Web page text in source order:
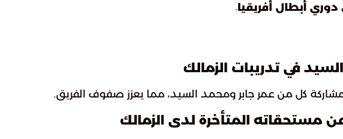
دوري أبطال أفريقيا .
في تدريبات الزمالك
مشاركة كل من عمر جابر ومحمد السيد، مما يعزز صفوف الفريق.
مستحقاته المتأخرة لدى الزمالك